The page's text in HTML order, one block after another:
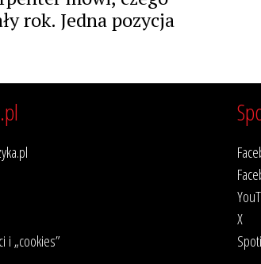
rok. Jedna pozycja
i „cookies”
X